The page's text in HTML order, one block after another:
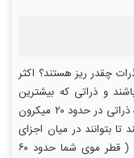
چقدر ریز هستند؟ اکثر
تا ۱۰۰ میکرون می باشند و ذراتی که بیشترین
آسیب را با موتور خودرو وارد می کنند دارای اندازه ذراتی در حدود ۲۰ میکرون
تا بتوانند در میان اجزای
فلزی موتور باقی بمانند و به موتور آسیب بزنند. ( قطر موی شما حدود ۶۰